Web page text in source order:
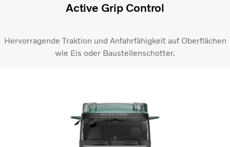
Active Grip Control​
Hervorragende Traktion und Anfahrfähigkeit auf Oberflächen
wie Eis oder Baustellenschotter.